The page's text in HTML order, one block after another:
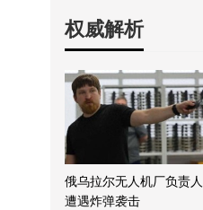
权威解析
俄乌拉尔无人机厂负责人
遭遇炸弹袭击